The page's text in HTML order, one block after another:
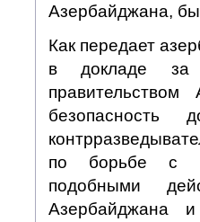
Азербайджана,
Как передает
в докладе за
безопасность
по борьбе с
подобными
Азербайджана